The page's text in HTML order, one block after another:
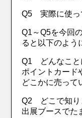
Q5 実際に使っ
Q1～Q5を今回
ると以下のよう
Q1 どんなこと
ポイントカード
どこかに売って
Q2 どこで知り
出展ブースでた